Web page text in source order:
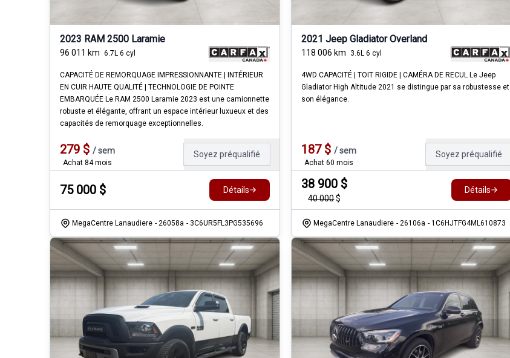
2023 RAM 2500 Laramie
96 011 km 6.7L 6 cyl
CAPACITÉ DE REMORQUAGE IMPRESSIONNANTE | INTÉRIEUR
EN CUIR HAUTE QUALITÉ | TECHNOLOGIE DE POINTE
EMBARQUÉE Le RAM 2500 Laramie 2023 est une camionnette
robuste et élégante, offrant un espace intérieur luxueux et des
capacités de remorquage exceptionnelles.
279 $ /sem
Achat 84 mois
Soyez préqualifié
75 000 $ Détails
MegaCentre Lanaudiere - 26058a - 3C6UR5FL3PG535696
2021 Jeep Gladiator Overland
118 006 km 3.6L 6 cyl
4WD CAPACITÉ | TOIT RIGIDE | CAMÉRA DE RECUL Le Jeep
Gladiator High Altitude 2021 se distingue par sa robustesse et
son élégance.
187$ / sem
Achat 60 mois
Soyez préqualifié
38 900 $
40 000$
Détails
MegaCentre Lanaudiere - 26106a - 1C6HJTFG4ML610873